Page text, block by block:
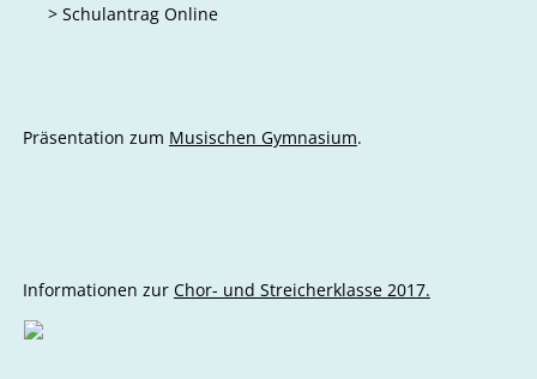
> Schulantrag Online
Präsentation zum Musischen Gymnasium.
Informationen zur Chor- und Streicherklasse 2017.